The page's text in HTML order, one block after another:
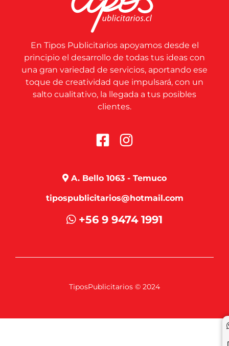
En Tipos Publicitarios apoyamos desde el
principio el desarrollo de todas tus ideas con
una gran variedad de servicios, aportando ese
toque de creatividad que impulsará, con un
salto cualitativo, la llegada a tus posibles
clientes.
A. Bello 1063 - Temuco
tipospublicitarios@hotmail.com
+56 9 9474 1991
TiposPublicitarios © 2024